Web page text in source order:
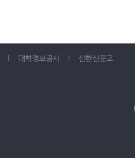
대학정보공시 신한신문고